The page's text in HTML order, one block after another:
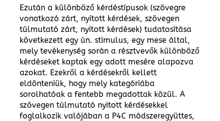
Ezután a különböző kérdéstípusok (szövegre
vonatkozó zárt, nyitott kérdések, szövegen
túlmutató zárt, nyitott kérdések) tudatosítása
következett egy ún. stimulus, egy mese által,
mely tevékenység során a résztvevők különböző
kérdéseket kaptak egy adott mesére alapozva
azokat. Ezekről a kérdésekről kellett
eldönteniük, hogy mely kategóriába
sorolhatóak a fentebb megadottak közül. A
szövegen túlmutató nyitott kérdésekkel
foglalkozik valójában a P4C módszeregyüttes,